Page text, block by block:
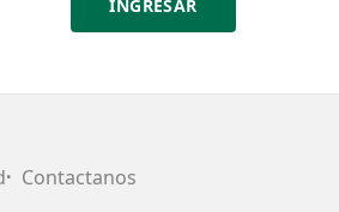
INGRESAR
Contactanos